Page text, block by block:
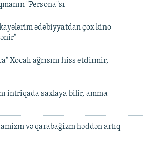
"Persona"sı
ədəbiyyatdan çox kino
Xocalı ağrısını hiss etdirmir,
intriqada saxlaya bilir, amma
və qarabağizm həddən artıq